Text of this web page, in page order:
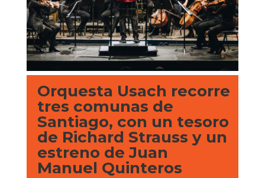
Orquesta Usach recorre
tres comunas de
Santiago, con un tesoro
de Richard Strauss y un
estreno de Juan
Manuel Quinteros